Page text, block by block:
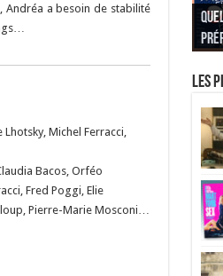
Andréa a besoin de stabilité
Michel Ferracci,
Bacos, Orféo
Fred Poggi, Elie
Pierre-Marie Mosconi…
Les